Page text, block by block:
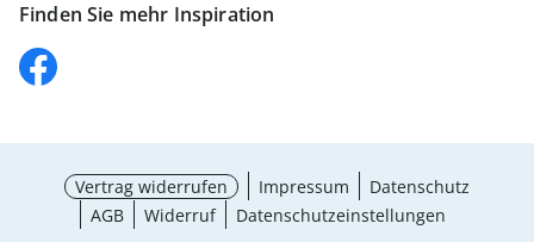
Finden Sie mehr Inspiration
Vertrag widerrufen Impressum
Datenschutz
AGB
Widerruf Datenschutzeinstellungen